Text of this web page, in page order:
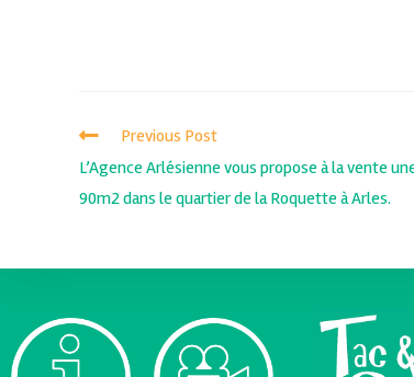
Previous Post
L’Agence Arlésienne vous propose à la vente
90m2 dans le quartier de la Roquette à Arles.